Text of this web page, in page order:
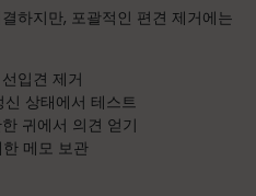
하지만, 포괄적인 편견 제거에는
입견 제거
상태에서 테스트
귀에서 의견 얻기
메모 보관